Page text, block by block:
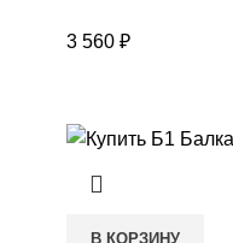
3 560₽
В КОРЗИНУ